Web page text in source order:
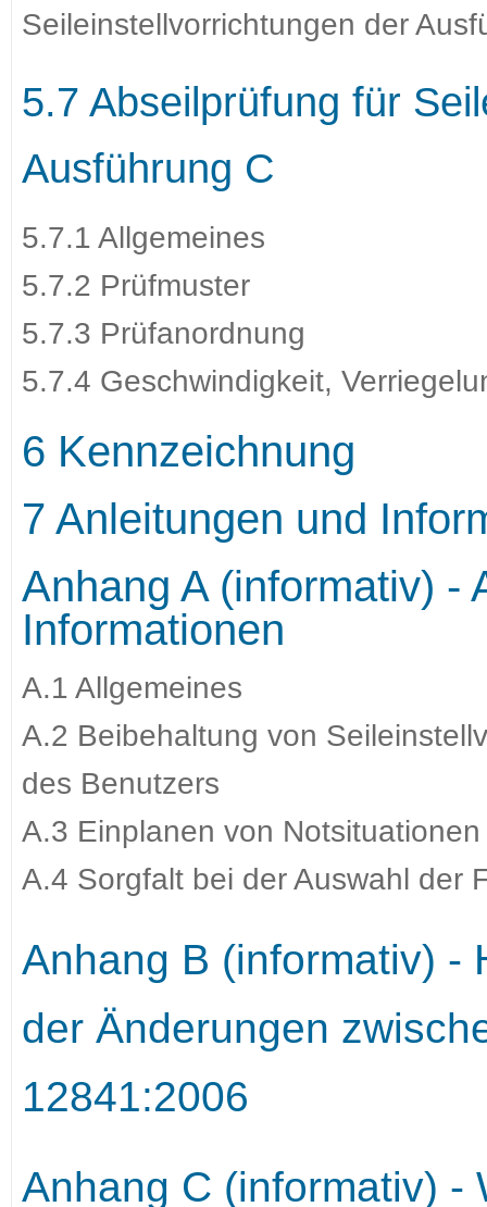
Seileinstellvorrichtungen der
5.7 Abseilprüfung für
Ausführung C
5.7.1 Allgemeines
5.7.2 Prüfmuster
5.7.3 Prüfanordnung
5.7.4 Geschwindigkeit,
6 Kennzeichnung
7 Anleitungen und
Anhang A (informativ) -
Informationen
A.1 Allgemeines
A.2 Beibehaltung von
des Benutzers
A.3 Einplanen von Notsituationen
A.4 Sorgfalt bei der Auswahl der
Anhang B (informativ) -
der Änderungen
12841:2006
Anhang C (informativ) -